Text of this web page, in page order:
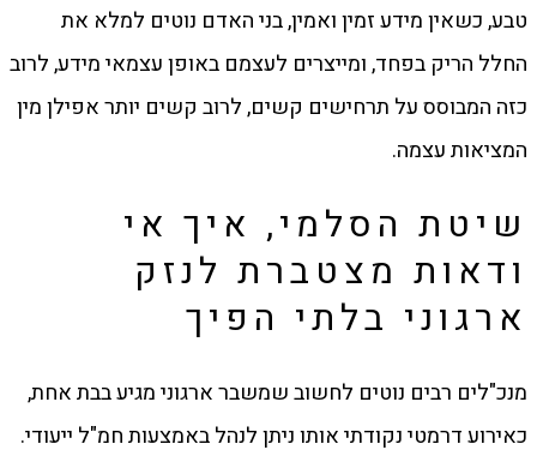
טבע, כשאין מידע זמין ואמין, בני האדם נוטים למלא את
החלל הריק בפחד, ומייצרים לעצמם באופן עצמאי מידע, לרוב
כזה המבוסס על תרחישים קשים, לרוב קשים יותר אפילן מין
המציאות עצמה.
שיטת הסלמי, איך אי
ודאות מצטברת לנזק
ארגוני בלתי הפיך
מנכ"לים רבים נוטים לחשוב שמשבר ארגוני מגיע בבת אחת,
כאירוע דרמטי נקודתי אותו ניתן לנהל באמצעות חמ"ל ייעודי.